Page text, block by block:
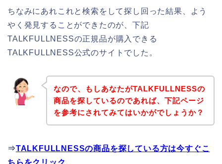
ちなみにあれこれと検索をして探し回った結果、よう
やく発見することができたのが、下記
TALKFULLNESSの正規品が購入できる
TALKFULLNESS公式のサイトでした。
なので、もしあなたがTALKFULLNESSの
商品を探しているのであれば、下記ページ
を参考にされてみてはいかがでしょうか？
⇒TALKFULLNESSの商品を探している方は今すぐこ